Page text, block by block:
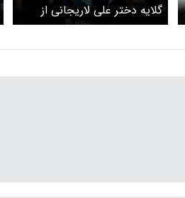
گلایه دختر علی لاریجانی از
«جفاها»یی که به پدرش شد /